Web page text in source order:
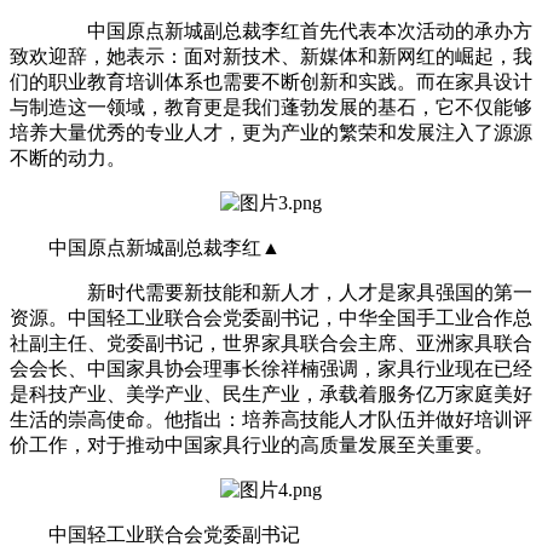
中国原点新城副总裁李红首先代表本次活动的承办方
致欢迎辞，她表示：面对新技术、新媒体和新网红的崛起，我
们的职业教育培训体系也需要不断创新和实践。而在家具设计
与制造这一领域，教育更是我们蓬勃发展的基石，它不仅能够
培养大量优秀的专业人才，更为产业的繁荣和发展注入了源源
不断的动力。
中国原点新城副总裁李红▲
新时代需要新技能和新人才，人才是家具强国的第一
资源。中国轻工业联合会党委副书记，中华全国手工业合作总
社副主任、党委副书记，世界家具联合会主席、亚洲家具联合
会会长、中国家具协会理事长徐祥楠强调，家具行业现在已经
是科技产业、美学产业、民生产业，承载着服务亿万家庭美好
生活的崇高使命。他指出：培养高技能人才队伍并做好培训评
价工作，对于推动中国家具行业的高质量发展至关重要。
中国轻工业联合会党委副书记